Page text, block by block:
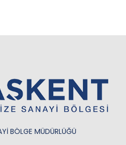
BÖLGE MÜDÜRLÜĞÜ